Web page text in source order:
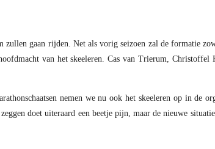
gaan rijden. Net als vorig seizoen zal de formatie
van het skeeleren. Cas van Trierum, Christoffel
nemen we nu ook het skeeleren op in de
doet uiteraard een beetje pijn, maar de nieuwe